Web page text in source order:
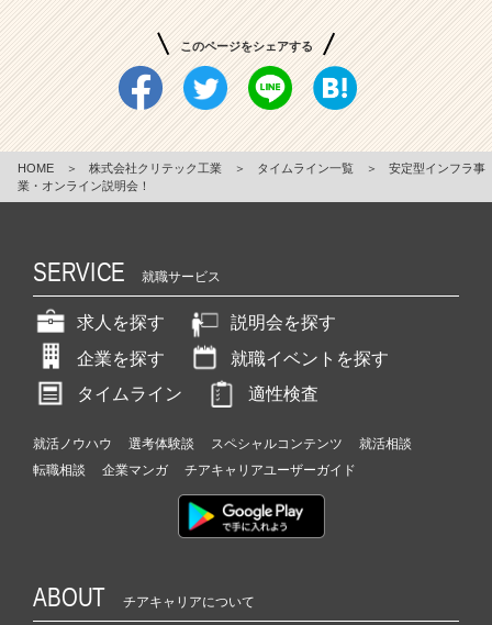
このページをシェアする
HOME ＞ 株式会社クリテック工業 ＞ タイムライン一覧 ＞
安定型インフラ事
業・オンライン説明会！
SERVICE 就職サービス
求人を探す
説明会を探す
企業を探す
就職イベントを探す
タイムライン
適性検査
就活ノウハウ 選考体験談 スペシャルコンテンツ
就活相談
転職相談
企業マンガ チアキャリアユーザーガイド
ABOUT チアキャリアについて